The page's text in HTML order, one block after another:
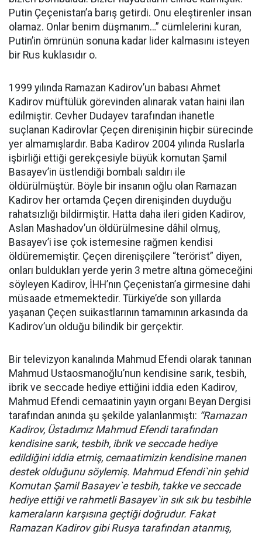
Putin Çeçenistan’a barış getirdi. Onu eleştirenler insan
olamaz. Onlar benim düşmanım…” cümlelerini kuran,
Putin’in ömrünün sonuna kadar lider kalmasını isteyen
bir Rus kuklasıdır o.
1999 yılında Ramazan Kadirov’un babası Ahmet
Kadirov müftülük görevinden alınarak vatan haini ilan
edilmiştir. Cevher Dudayev tarafından ihanetle
suçlanan Kadirovlar Çeçen direnişinin hiçbir sürecinde
yer almamışlardır. Baba Kadirov 2004 yılında Ruslarla
işbirliği ettiği gerekçesiyle büyük komutan Şamil
Basayev’in üstlendiği bombalı saldırı ile
öldürülmüştür. Böyle bir insanın oğlu olan Ramazan
Kadirov her ortamda Çeçen direnişinden duyduğu
rahatsızlığı bildirmiştir. Hatta daha ileri giden Kadirov,
Aslan Mashadov’un öldürülmesine dâhil olmuş,
Basayev’i ise çok istemesine rağmen kendisi
öldürememiştir. Çeçen direnişçilere “terörist” diyen,
onları buldukları yerde yerin 3 metre altına gömeceğini
söyleyen Kadirov, İHH’nın Çeçenistan’a girmesine dahi
müsaade etmemektedir. Türkiye’de son yıllarda
yaşanan Çeçen suikastlarının tamamının arkasında da
Kadirov’un olduğu bilindik bir gerçektir.
Bir televizyon kanalında Mahmud Efendi olarak tanınan
Mahmud Ustaosmanoğlu’nun kendisine sarık, tesbih,
ibrik ve seccade hediye ettiğini iddia eden Kadirov,
Mahmud Efendi cemaatinin yayın organı Beyan Dergisi
tarafından anında şu şekilde yalanlanmıştı: “Ramazan
Kadirov, Üstadımız Mahmud Efendi tarafından
kendisine sarık, tesbih, ibrik ve seccade hediye
edildiğini iddia etmiş, cemaatimizin kendisine manen
destek olduğunu söylemiş. Mahmud Efendi`nin şehid
Komutan Şamil Basayev`e tesbih, takke ve seccade
hediye ettiği ve rahmetli Basayev`in sık sık bu tesbihle
kameraların karşısına geçtiği doğrudur. Fakat
Ramazan Kadirov gibi Rusya tarafından atanmış,